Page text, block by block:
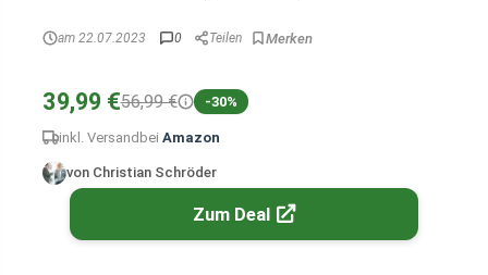
am 22.07.2023 0 Teilen
39,99 €56,99 € -30%
inkl. Versand bei Amazon
von Christian Schröder
Zum Deal